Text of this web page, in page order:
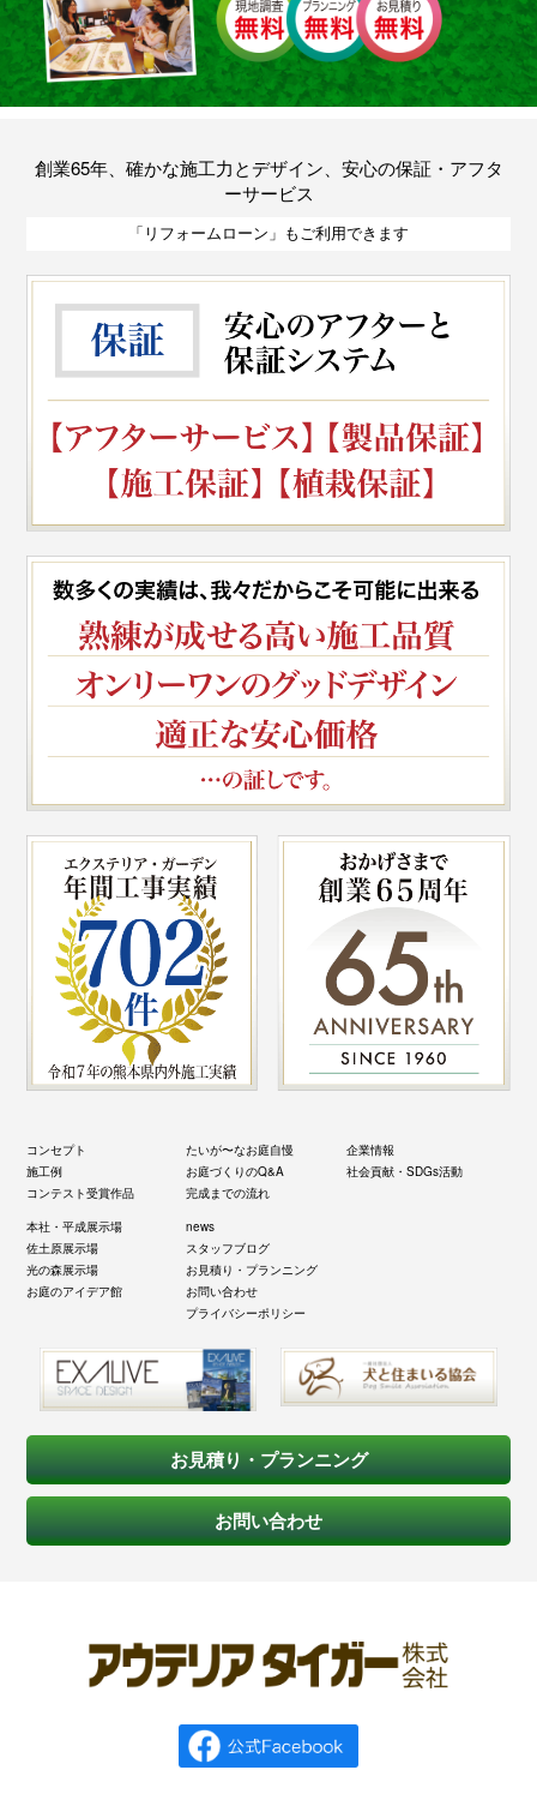
創業65年、確かな施工力とデザイン、安心の保証・アフタ
ーサービス
「リフォームローン」もご利用できます
コンセプト
施工例
コンテスト受賞作品
たいが〜なお庭自慢
お庭づくりのQ&A
完成までの流れ
企業情報
社会貢献・SDGs活動
本社・平成展示場
佐土原展示場
光の森展示場
お庭のアイデア館
news
スタッフブログ
お見積り・プランニング
お問い合わせ
プライバシーポリシー
お見積り・プランニング
お問い合わせ